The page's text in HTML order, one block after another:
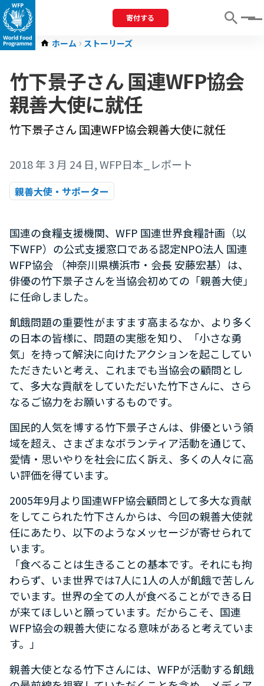
寄付する Menu
ホーム ストーリーズ
竹下景子さん 国連WFP協会
親善大使に就任
竹下景子さん 国連WFP協会親善大使に就任
2018 年 3 月 24 日, WFP日本_レポート
親善大使・サポーター
国連の食糧支援機関、WFP 国連世界食糧計画（以
下WFP）の公式支援窓口である認定NPO法人 国連
WFP協会 （神奈川県横浜市・会長 安藤宏基）は、
俳優の竹下景子さんを当協会初めての「親善大使」
に任命しました。
飢餓問題の重要性がますます高まるなか、より多く
の日本の皆様に、問題の実態を知り、「小さな勇
気」を持って解決に向けたアクションを起こしてい
ただきたいと考え、これまでも当協会の顧問とし
て、多大な貢献をしていただいた竹下さんに、さら
なるご協力をお願いするものです。
国民的人気を博する竹下景子さんは、俳優という領
域を超え、さまざまなボランティア活動を通じて、
愛情・思いやりを社会に広く訴え、多くの人々に高
い評価を得ています。
2005年9月より国連WFP協会顧問として多大な貢献
をしてこられた竹下さんからは、今回の親善大使就
任にあたり、以下のようなメッセージが寄せられて
います。
「食べることは生きることの基本です。それにも拘
わらず、いま世界では7人に1人の人が飢餓で苦しん
でいます。世界の全ての人が食べることができる日
が来てほしいと願っています。だからこそ、国連
WFP協会の親善大使になる意味があると考えていま
す。」
親善大使となる竹下さんには、WFPが活動する飢餓